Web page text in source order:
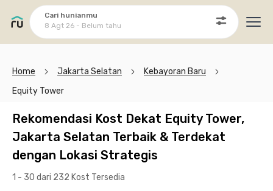
Cari hunianmu
8 Agt 26 - Belum tahu
Home Jakarta Selatan
Kebayoran Baru
Equity Tower
Rekomendasi Kost Dekat Equity Tower,
Jakarta Selatan Terbaik & Terdekat
dengan Lokasi Strategis
1 - 30 dari 232 Kost Tersedia